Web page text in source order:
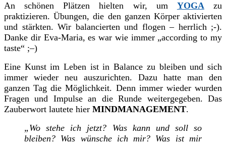
An schönen Plätzen hielten wir, um YOGAzu
praktizieren. Übungen, die den ganzen Körper aktivierten
und stärkten. Wir balancierten und flogen – herrlich ;-).
Danke dir Eva-Maria, es war wie immer „according to my
taste“ ;–)
Eine Kunst im Leben ist in Balance zu bleiben und sich
immer wieder neu auszurichten. Dazu hatte man den
ganzen Tag die Möglichkeit. Denn immer wieder wurden
Fragen und Impulse an die Runde weitergegeben. Das
Zauberwort lautete hier MINDMANAGEMENT.
„Wo stehe ich jetzt? Was kann und soll so
bleiben? Was wünsche ich mir? Was ist mir